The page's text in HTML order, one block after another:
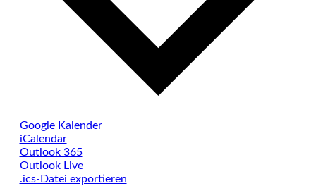
Google Kalender
iCalendar
Outlook 365
Outlook Live
.ics-Datei exportieren